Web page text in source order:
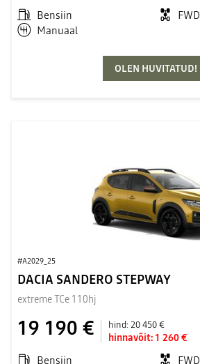
Bensiin
FWD
Manuaal
OLEN HUVITATUD!
#A2029_25
DACIA SANDERO STEPWAY
extreme TCe 110hj
19 190 € hind:20 450 €
hinnavõit: 1 260 €
Bensiin
FWD